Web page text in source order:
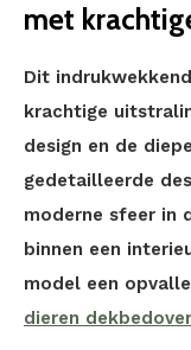
met
Dit
krachtige
design en de
gedetailleerde
moderne sfeer in
binnen een
model een
dieren